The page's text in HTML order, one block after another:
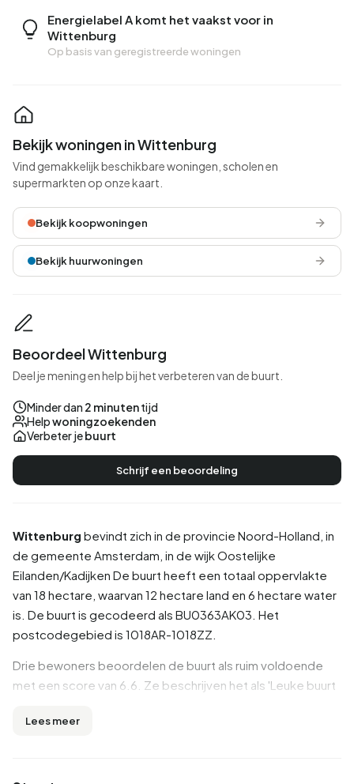
Energielabel A komt het vaakst voor in
Wittenburg
Op basis van geregistreerde woningen
Wittenburg bevindt zich in de provincie Noord-Holland , in
de gemeente Amsterdam , in de wijkOostelijke
Eilanden/Kadijken De buurt heeft een totaal oppervlakte
van 18 hectare, waarvan 12 hectare land en 6 hectare water
is. De buurt is gecodeerd als BU0363AK03. Het
postcodegebied is 1018AR-1018ZZ.
Drie bewoners beoordelen de buurt als ruim voldoende
met een score van 6.6. Ze beschrijven het als 'Leuke buurt
brengen ons samen'. Bewoners ervaren grote verschillen
Lees meer
Bekijk woningen in Wittenburg
Vind gemakkelijk beschikbare woningen, scholen en
supermarkten op onze kaart.
Bekijk koopwoningen
Bekijk huurwoningen
Beoordeel Wittenburg
Deel je mening en help bij het verbeteren van de buurt.
Minder dan 2 minutentijd
Helpwoningzoekenden
Verbeter jebuurt
Schrijf een beoordeling